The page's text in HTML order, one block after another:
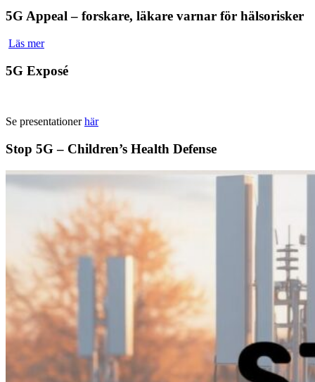
5G Appeal – forskare, läkare varnar för hälsorisker
Läs mer
5G Exposé
Se presentationerhär
Stop 5G – Children’s Health Defense